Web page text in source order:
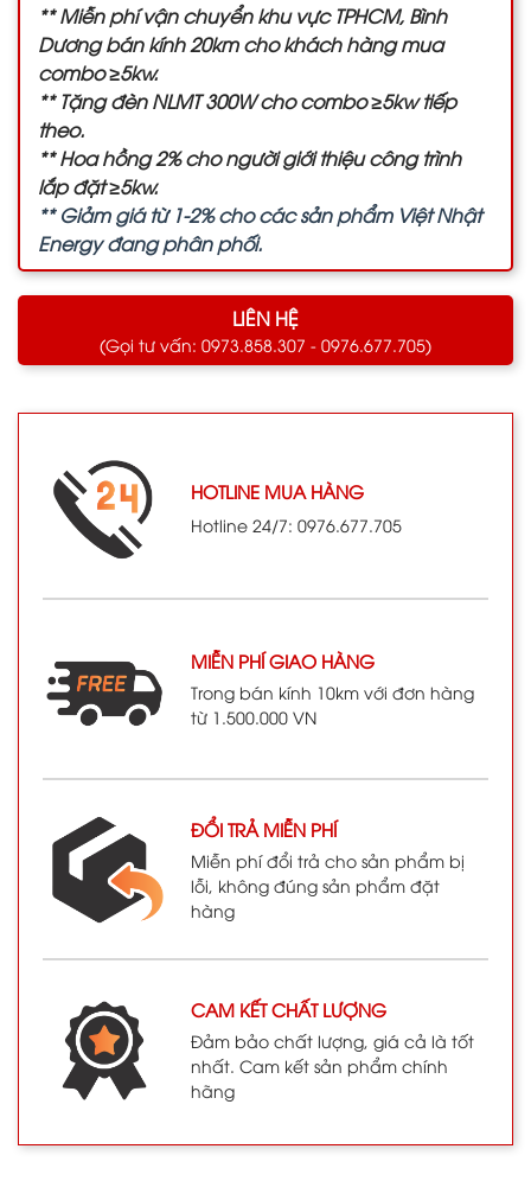
** Miễn phí vận chuyển khu vực TPHCM, Bình
Dương bán kính 20km cho khách hàng mua
combo ≥5kw.
** Tặng đèn NLMT 300W cho combo ≥5kw tiếp
theo.
** Hoa hồng 2% cho người giới thiệu công trình
lắp đặt ≥5kw.
** Giảm giá từ 1-2% cho các sản phẩm Việt Nhật
Energy đang phân phối.
LIÊN HỆ
(Gọi tư vấn: 0973.858.307 - 0976.677.705)
HOTLINE MUA HÀNG
Hotline 24/7: 0976.677.705
MIỄN PHÍ GIAO HÀNG
Trong bán kính 10km với đơn hàng
từ 1.500.000 VN
ĐỔI TRẢ MIỄN PHÍ
Miễn phí đổi trả cho sản phẩm bị
lỗi, không đúng sản phẩm đặt
hàng
CAM KẾT CHẤT LƯỢNG
Đảm bảo chất lượng, giá cả là tốt
nhất. Cam kết sản phẩm chính
hãng